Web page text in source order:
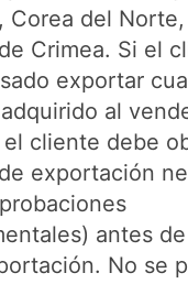
Corea del
Crimea. Si el
exportar
al
cliente debe
exportación
antes
No se